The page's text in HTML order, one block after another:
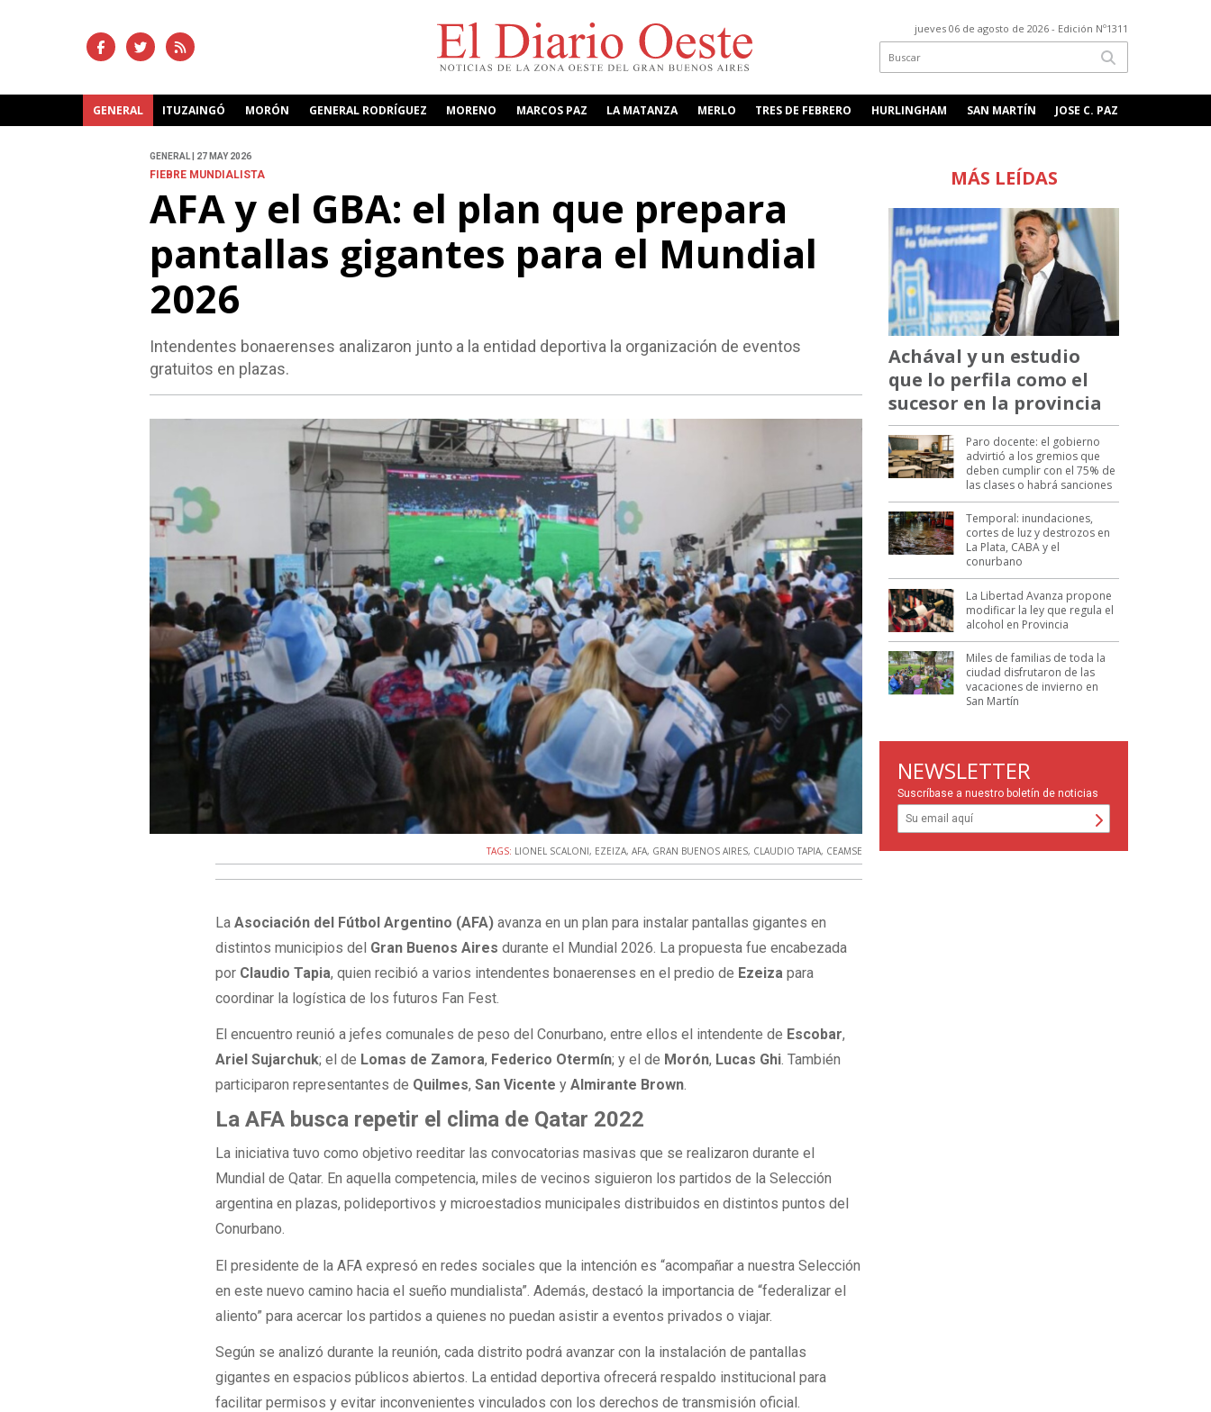
jueves 06 de agosto de 2026 - Edición Nº1311
GENERAL ITUZAINGÓ MORÓN GENERAL RODRÍGUEZ MORENO MARCOS PAZ LA MATANZA MERLO TRES DE FEBRERO HURLINGHAM SAN MARTÍN JOSE C. PAZ
GENERAL | 27 MAY 2026
FIEBRE MUNDIALISTA
AFA y el GBA: el plan que prepara
pantallas gigantes para el Mundial
2026
Intendentes bonaerenses analizaron junto a la entidad deportiva la organización de eventos
gratuitos en plazas.
TAGS: LIONEL SCALONI, EZEIZA,AFA, GRAN BUENOS AIRES, CLAUDIO TAPIA, CEAMSE
LaAsociación del Fútbol Argentino (AFA) avanza en un plan para instalar pantallas gigantes en
distintos municipios del Gran Buenos Aires durante el Mundial 2026. La propuesta fue encabezada
por Claudio Tapia, quien recibió a varios intendentes bonaerenses en el predio de Ezeiza para
coordinar la logística de los futuros Fan Fest.
El encuentro reunió a jefes comunales de peso del Conurbano, entre ellos el intendente de Escobar,
Ariel Sujarchuk; el de Lomas de Zamora, Federico Otermín; y el de Morón, Lucas Ghi. También
participaron representantes de Quilmes,San Vicente yAlmirante Brown.
La AFA busca repetir el clima de Qatar 2022
La iniciativa tuvo como objetivo reeditar las convocatorias masivas que se realizaron durante el
Mundial de Qatar. En aquella competencia, miles de vecinos siguieron los partidos de la Selección
argentina en plazas, polideportivos y microestadios municipales distribuidos en distintos puntos del
Conurbano.
El presidente de la AFA expresó en redes sociales que la intención es “acompañar a nuestra Selección
en este nuevo camino hacia el sueño mundialista”. Además, destacó la importancia de “federalizar el
aliento” para acercar los partidos a quienes no puedan asistir a eventos privados o viajar.
Según se analizó durante la reunión, cada distrito podrá avanzar con la instalación de pantallas
gigantes en espacios públicos abiertos. La entidad deportiva ofrecerá respaldo institucional para
facilitar permisos y evitar inconvenientes vinculados con los derechos de transmisión oficial.
MÁS LEÍDAS
Achával y un estudio
que lo perfila como el
sucesor en la provincia
Paro docente: el gobierno
advirtió a los gremios que
deben cumplir con el 75% de
las clases o habrá sanciones
Temporal: inundaciones,
cortes de luz y destrozos en
La Plata, CABA y el
conurbano
La Libertad Avanza propone
modificar la ley que regula el
alcohol en Provincia
Miles de familias de toda la
ciudad disfrutaron de las
vacaciones de invierno en
San Martín
NEWSLETTER
Suscríbase a nuestro boletín de noticias